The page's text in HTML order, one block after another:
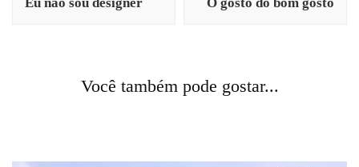
Você também pode gostar...
Diploma pra quê?